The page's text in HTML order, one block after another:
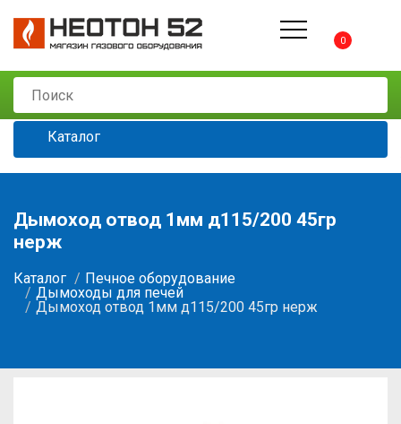
0
Каталог
Дымоход отвод 1мм д115/200 45гр
нерж
Каталог
Печное оборудование
Дымоходы для печей
Дымоход отвод 1мм д115/200 45гр нерж